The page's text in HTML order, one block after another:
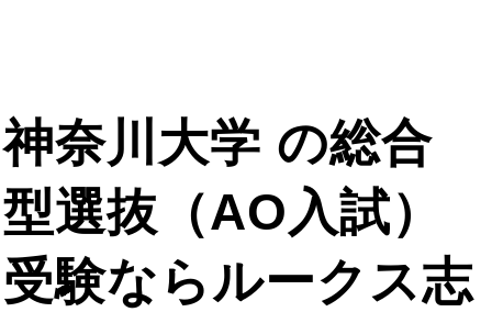
神奈川大学 の総合
型選抜（AO入試）
受験ならルークス志